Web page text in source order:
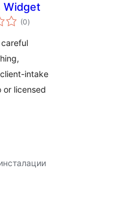
Widget
(0общо
оценки
)
intake
or licensed